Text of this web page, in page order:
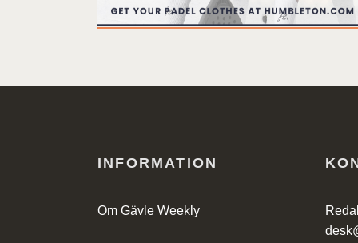
INFORMATION
Om Gävle Weekly